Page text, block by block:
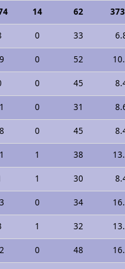
14 62
0 33
0 52
0 45
0 31
0 45
1 38
1 30
0 34
1 32
0 48